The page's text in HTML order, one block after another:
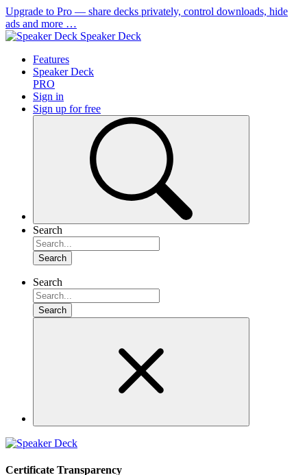
Upgrade to Pro — share decks privately, control downloads, hide
ads and more …
Speaker Deck
Features
Speaker Deck
PRO
Sign in
Sign up for free
Search
Search
Certificate Transparency